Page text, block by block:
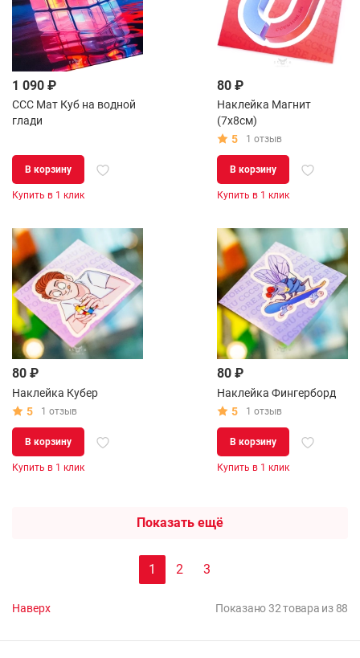
1 090 ₽
CCC Мат Куб на водной
глади
В корзину
Купить в 1 клик
80 ₽
Наклейка Магнит
(7х8см)
5
1 отзыв
В корзину
Купить в 1 клик
80 ₽
Наклейка Кубер
5
1 отзыв
В корзину
Купить в 1 клик
80 ₽
Наклейка Фингерборд
5
1 отзыв
В корзину
Купить в 1 клик
Показать ещё
1 2 3
Наверх Показано 32 товара из 88